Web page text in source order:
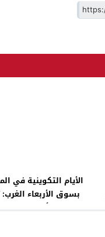
الأيام التكوينية في
بسوق الأربعاء الغرب:
الفني بتأطير نخبة